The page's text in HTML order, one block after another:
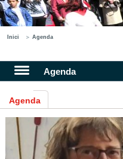
Inici Agenda
Agenda
Agenda